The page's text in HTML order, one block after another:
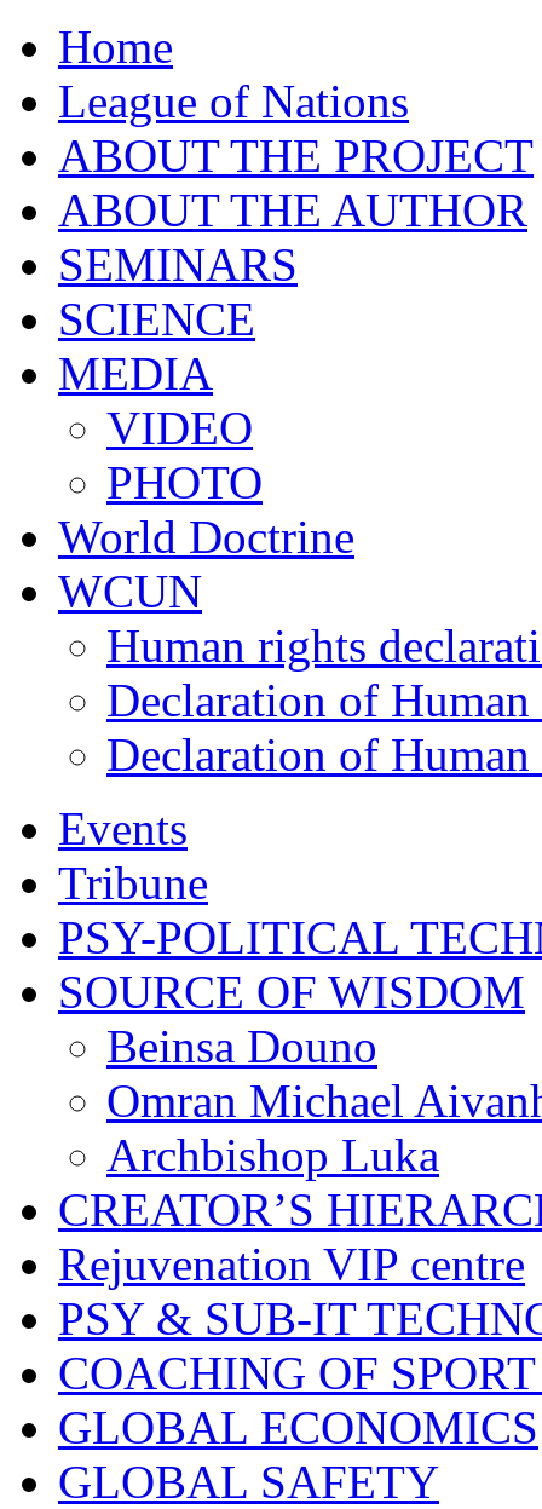
Home
League of Nations
ABOUT THE PROJECT
ABOUT THE AUTHOR
SEMINARS
SCIENCE
MEDIA
VIDEO
PHOTO
World Doctrine
WCUN
Human rights
Declaration of Human
Declaration of
Events
Tribune
PSY-POLITICAL
SOURCE OF WISDOM
Beinsa Douno
Omran Michael
Archbishop Luka
CREATOR’S
Rejuvenation VIP centre
PSY & SUB-IT
COACHING OF
GLOBAL ECONOMICS
GLOBAL SAFETY